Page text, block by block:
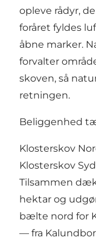
opleve rådyr,
foråret fyldes
åbne marker.
forvalter
skoven, så
retningen.
Beliggenhed
Klosterskov
Klosterskov
Tilsammen
hektar og
bælte nord for
— fra